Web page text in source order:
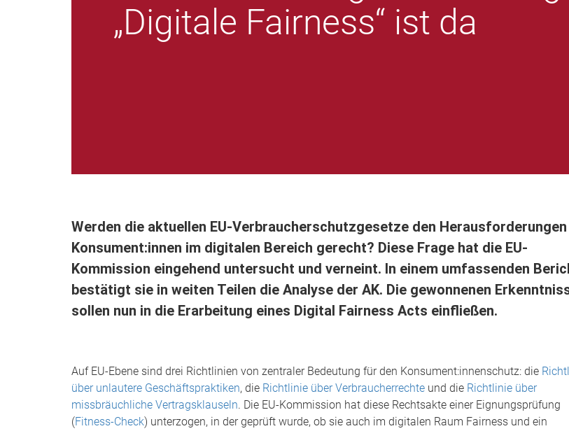
„Digitale Fairness“ ist da
Werden die aktuellen EU-Verbraucherschutzgesetze den
Konsument:innen im digitalen Bereich gerecht? Diese Frage hat die EU-
Kommission eingehend untersucht und verneint. In einem umfassenden
bestätigt sie in weiten Teilen die Analyse der AK. Die gewonnenen
sollen nun in die Erarbeitung eines Digital Fairness Acts einfließen.
Auf EU-Ebene sind drei Richtlinien von zentraler Bedeutung für den Konsument:innenschutz: die
über unlautere Geschäftspraktiken, die Richtlinie über Verbraucherrechte und die Richtlinie über
missbräuchliche Vertragsklauseln. Die EU-Kommission hat diese Rechtsakte einer Eignungsprüfung
(Fitness-Check) unterzogen, in der geprüft wurde, ob sie auch im digitalen Raum Fairness und ein